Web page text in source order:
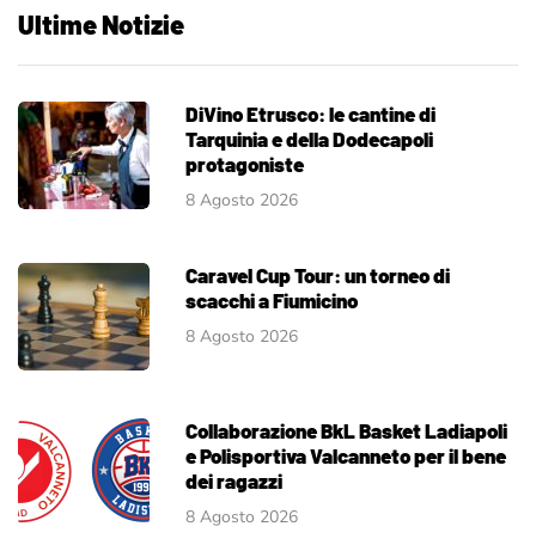
Ultime Notizie
DiVino Etrusco: le cantine di
Tarquinia e della Dodecapoli
protagoniste
8 Agosto 2026
Caravel Cup Tour: un torneo di
scacchi a Fiumicino
8 Agosto 2026
Collaborazione BkL Basket Ladiapoli
e Polisportiva Valcanneto per il bene
dei ragazzi
8 Agosto 2026